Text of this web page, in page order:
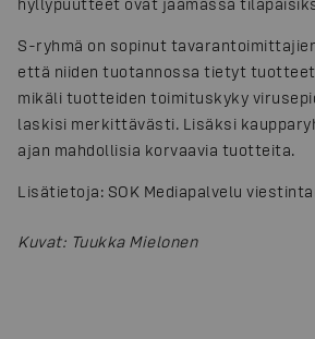
hyllypuutteet ovat jäämässä
S-ryhmä on sopinut
että niiden tuotannossa tietyt
mikäli tuotteiden toimituskyky
laskisi merkittävästi. Lisäksi
ajan mahdollisia korvaavia tuotteita.
Lisätietoja: SOK Mediapalvelu
Kuvat: Tuukka Mielonen